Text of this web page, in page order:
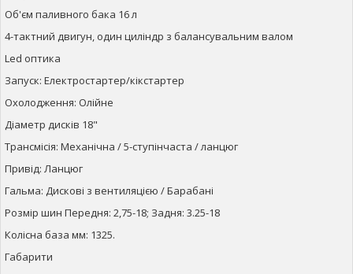
Об'єм паливного бака 16 л
4-тактний двигун, один циліндр з балансувальним валом
Led оптика
Запуск: Електростартер/кікстартер
Охолодження: Олійне
Діаметр дисків 18"
Трансмісія: Механічна / 5-ступінчаста / ланцюг
Привід: Ланцюг
Гальма: Дискові з вентиляцією / Барабані
Розмір шин Передня: 2,75-18; Задня: 3.25-18
Колісна база мм: 1325.
Габарити